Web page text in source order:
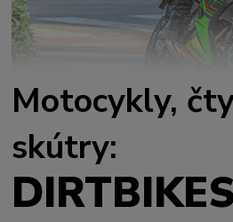
Motocykly,
skútry: